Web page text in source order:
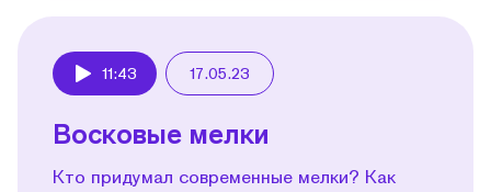
11:43 17.05.23
Восковые мелки
Кто придумал современные мелки? Как